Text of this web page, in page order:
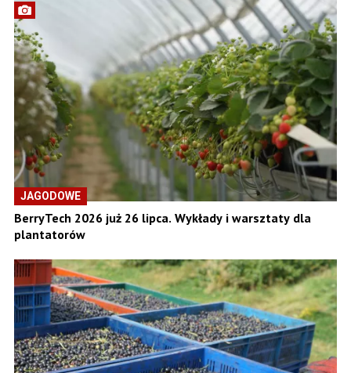
JAGODOWE
BerryTech 2026 już 26 lipca. Wykłady i warsztaty dla
plantatorów